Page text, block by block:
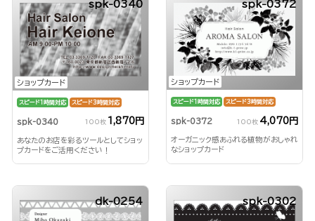
ショップカード
spk-0340
スピード1時間対応 スピード3時間対応
spk-0340 100枚 1,870円
あなたのお店を彩るツールとしてショッ
プカードをご活用ください！
ショップカード
spk-0372
スピード1時間対応 スピード3時間対応
spk-0372 100枚 4,070円
オーガニック感あふれる植物がおしゃれ
なショップカード
dk-0254 spk-0302